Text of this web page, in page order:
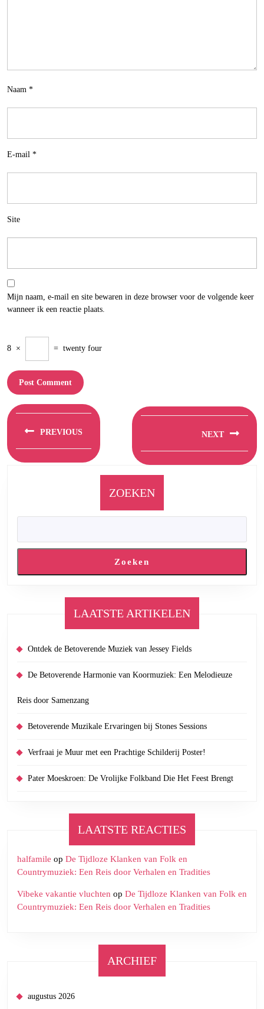
Naam *
E-mail *
Site
Mijn naam, e-mail en site bewaren in deze browser voor de volgende keer
wanneer ik een reactie plaats.
8 × = twenty four
Berichtnavigatie
PREVIOUS
post:
NEXT
post:
ZOEKEN
Zoeken
LAATSTE ARTIKELEN
Ontdek de Betoverende Muziek van Jessey Fields
De Betoverende Harmonie van Koormuziek: Een Melodieuze
Reis door Samenzang
Betoverende Muzikale Ervaringen bij Stones Sessions
Verfraai je Muur met een Prachtige Schilderij Poster!
Pater Moeskroen: De Vrolijke Folkband Die Het Feest Brengt
LAATSTE REACTIES
halfamile op De Tijdloze Klanken van Folk en
Countrymuziek: Een Reis door Verhalen en Tradities
Vibeke vakantie vluchten op De Tijdloze Klanken van Folk en
Countrymuziek: Een Reis door Verhalen en Tradities
ARCHIEF
augustus 2026